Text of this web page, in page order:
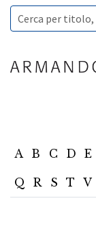
A B C D E
Q R S T V